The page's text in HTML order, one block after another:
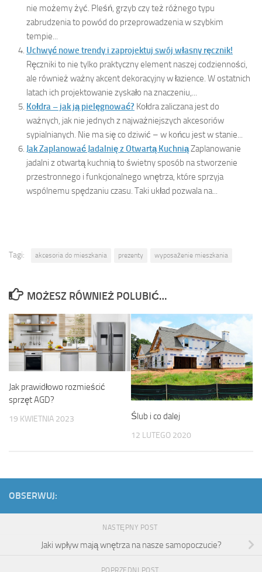
nie możemy żyć. Pleśń, grzyb czy też różnego typu
zabrudzenia to powód do przeprowadzenia w szybkim
tempie...
Uchwyć nowe trendy i zaprojektuj swój własny ręcznik!
Ręczniki to nie tylko praktyczny element naszej codzienności,
ale również ważny akcent dekoracyjny w łazience. W ostatnich
latach ich projektowanie zyskało na znaczeniu,...
Kołdra – jak ją pielęgnować? Kołdra zaliczana jest do
ważnych, jak nie jednych z najważniejszych akcesoriów
sypialnianych. Nie ma się co dziwić – w końcu jest w stanie...
Jak Zaplanować Jadalnię z Otwartą KuchniąZaplanowanie
jadalni z otwartą kuchnią to świetny sposób na stworzenie
przestronnego i funkcjonalnego wnętrza, które sprzyja
wspólnemu spędzaniu czasu. Taki układ pozwala na...
Tagi: akcesoria do mieszkania prezenty wyposażenie mieszkania
MOŻESZ RÓWNIEŻ POLUBIĆ…
Jak prawidłowo rozmieścić
sprzęt AGD?
19 KWIETNIA 2023 Ślub i co dalej
12 LUTEGO 2020
OBSERWUJ:
NASTĘPNY POST
Jaki wpływ mają wnętrza na nasze samopoczucie?